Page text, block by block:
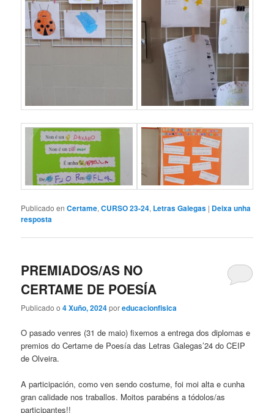
Publicado en Certame,CURSO 23-24, Letras Galegas | Deixa unha
resposta
PREMIADOS/AS NO
CERTAME DE POESÍA
Publicado o4 Xuño, 2024poreducacionfisica
O pasado venres (31 de maio) fixemos a entrega dos diplomas e
premios do Certame de Poesía das Letras Galegas’24 do CEIP
de Olveira.
A participación, como ven sendo costume, foi moi alta e cunha
gran calidade nos traballos. Moitos parabéns a tódolos/as
participantes!!